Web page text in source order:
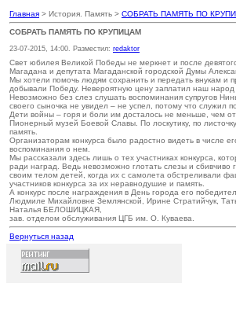
Главная > История. Память > СОБРАТЬ ПАМЯТЬ ПО
СОБРАТЬ ПАМЯТЬ ПО КРУПИЦАМ
23-07-2015, 14:00. Разместил: redaktor
Свет юбилея Великой Победы не меркнет и после
Магадана и депутата Магаданской городской Думы
Мы хотели помочь людям сохранить и передать внукам и
добывали Победу. Невероятную цену заплатил наш
Невозможно без слез слушать воспоминания супругов
своего сыночка не увидел – не успел, потому что
Дети войны – горя и боли им досталось не меньше, чем
Пионерный музей Боевой Славы. По лоскутику, по
память.
Организаторам конкурса было радостно видеть в числе
воспоминания о нем.
Мы рассказали здесь лишь о тех участниках конкурса,
ради наград. Ведь невозможно глотать слезы и
своим телом детей, когда их с самолета обстреливали
участников конкурса за их неравнодушие и память.
А конкурс после награждения в День города его
Людмиле Михайловне Землянской, Ирине Стратийчук,
Наталья БЕЛОШИЦКАЯ,
зав. отделом обслуживания ЦГБ им. О. Куваева.
Вернуться назад